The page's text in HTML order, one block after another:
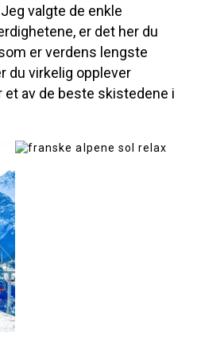
valgte de enkle
er det her du
er verdens lengste
du virkelig opplever
et av de beste skistedene i